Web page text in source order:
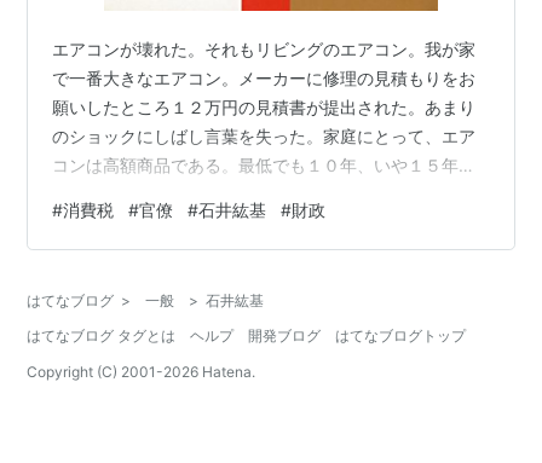
エアコンが壊れた。それもリビングのエアコン。我が家
で一番大きなエアコン。メーカーに修理の見積もりをお
願いしたところ１２万円の見積書が提出された。あまり
のショックにしばし言葉を失った。家庭にとって、エア
コンは高額商品である。最低でも１０年、いや１５年く
品物なのである。それなのに、それなのにこのエアコ
ン、８年しかもたなかった。おまけに、おまけに故障し
れた。簡単に１２万円とか見積もり出さないでよってい
う感じである。見積もりのうち、部品代は、わずか４万
円ほど。残りは技術料と足場代と、分けの分からない諸
#消費税 #官僚 #石井紘基 #財政
はてなブログ > 一般 > 石井紘基
はてなブログ タグとは
ヘルプ 開発ブログ
はてなブログトップ
Copyright (C) 2001-2026 Hatena.